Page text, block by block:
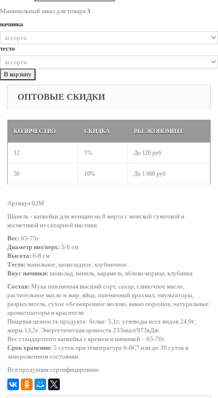
Минимальный заказ для товара 3
начинка
тесто
В корзину
ОПТОВЫЕ СКИДКИ
КОЛИЧЕСТВО СКИДКА ВЫ ЭКОНОМИТЕ
12 5% До 120 руб
50 10% До 1 000 руб
Артикул 02M
Шанель - капкейки для женщин на 8 марта с женской сумочкой и
косметикой из сахарной мастики.
Вес: 65-75г
Диаметр низ/верх: 5/6 см
Высота: 6-8 см
Тесто: ванильное, шоколадное, клубничное
Вкус начинки: шоколад, ваниль, карамель, яблоко-корица, клубника
Состав: Мука пшеничная высший сорт, сахар, сливочное масло,
растительное масло и жир, яйца, пшеничный крахмал, эмульгаторы,
разрыхлитель, сухое обезжиренное молоко, какао порошок, натуральные
ароматизаторы и красители.
Пищевая ценность продукта: белки: 5,1г; углеводы всех видов 24,9г;
жиры 13,5г. Энергетическая ценность 233ккал/973кДж.
Вес стандартного капкейка с кремом и начинкой – 65-70г.
Срок хранения: 5 суток при температуре 6-8Сo или до 30 суток в
замороженном состоянии.
Вся продукция сертифицирована.